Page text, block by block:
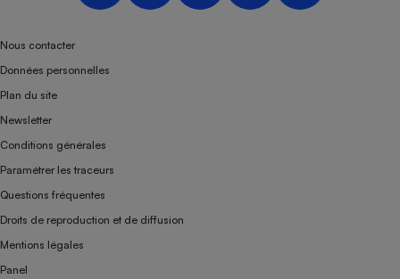
Nous contacter
Données personnelles
Plan du site
Newsletter
Conditions générales
Paramétrer les traceurs
Questions fréquentes
Droits de reproduction et de diffusion
Mentions légales
Panel